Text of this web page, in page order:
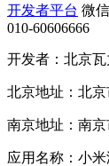
开发者平台 微
010-60606666
开发者：北京
北京地址：北
南京地址：南
应用名称：小